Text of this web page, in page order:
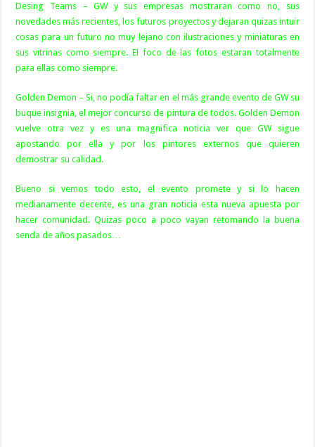
Desing Teams – GW y sus empresas mostraran como no, sus
novedades más recientes, los futuros proyectos y dejaran quizas intuir
cosas para un futuro no muy lejano con ilustraciones y miniaturas en
sus vitrinas como siempre. El foco de las fotos estaran totalmente
para ellas como siempre.
Golden Demon – Si, no podía faltar en el más grande evento de GW su
buque insignia, el mejor concurso de pintura de todos. Golden Demon
vuelve otra vez y es una magnifica noticia ver que GW sigue
apostando por ella y por los pintores externos que quieren
demostrar su calidad.
Bueno si vemos todo esto, el evento promete y si lo hacen
medianamente decente, es una gran noticia esta nueva apuesta por
hacer comunidad. Quizas poco a poco vayan retomando la buena
senda de años pasados…